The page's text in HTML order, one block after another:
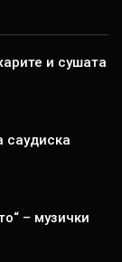
и сушата
саудиска
– музички